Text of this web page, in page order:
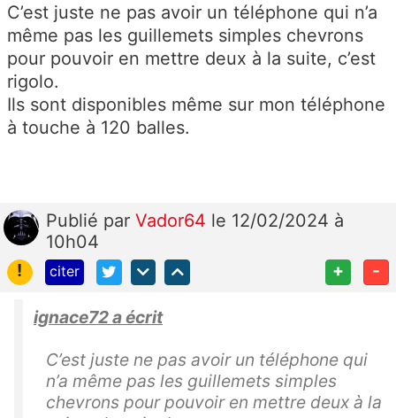
C’est juste ne pas avoir un téléphone qui n’a
même pas les guillemets simples chevrons
pour pouvoir en mettre deux à la suite, c’est
rigolo.
Ils sont disponibles même sur mon téléphone
à touche à 120 balles.
Publié par Vador64 le 12/02/2024 à
10h04
!
citer + -
ignace72 a écrit
C’est juste ne pas avoir un téléphone qui
n’a même pas les guillemets simples
chevrons pour pouvoir en mettre deux à la